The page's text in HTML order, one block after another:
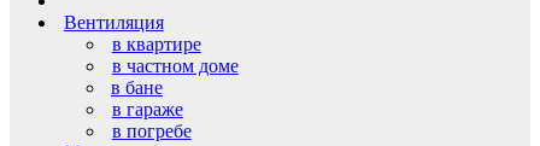
Вентиляция
в квартире
в частном доме
в бане
в гараже
в погребе